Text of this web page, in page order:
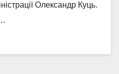
Олександр Куць.